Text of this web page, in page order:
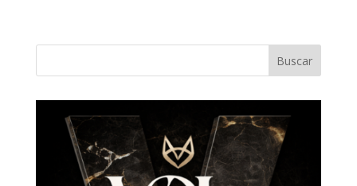
Buscar